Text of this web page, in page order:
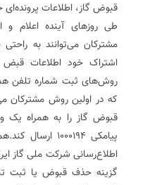
قبوض گاز، اطلاعات پرونده‌ای
طی روزهای آینده اعلام و
مشترکان می‌توانند به
اشتراک خود اطلاعات قبض
روش‌های ثبت شماره تلفن
که در اولین روش مشترکان
پیامکی ۱۰۰۰۱۹۴
گزینه حذف قبوض یا ثبت